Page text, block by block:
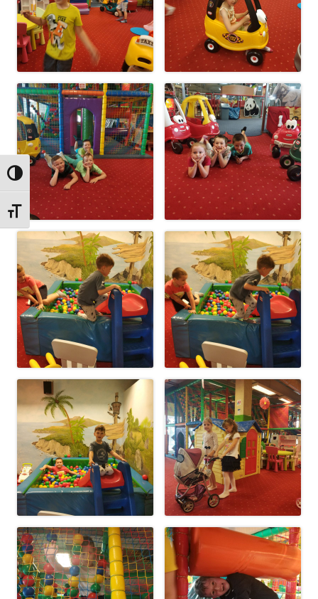
Przełącz wysoki kontrast
Zmień rozmiar czcionek